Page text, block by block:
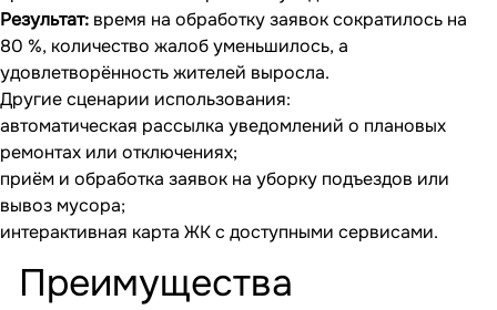
Результат: время на обработку заявок сократилось на
80 %, количество жалоб уменьшилось, а
удовлетворённость жителей выросла.
Другие сценарии использования:
автоматическая рассылка уведомлений о плановых
ремонтах или отключениях;
приём и обработка заявок на уборку подъездов или
вывоз мусора;
интерактивная карта ЖК с доступными сервисами.
Преимущества